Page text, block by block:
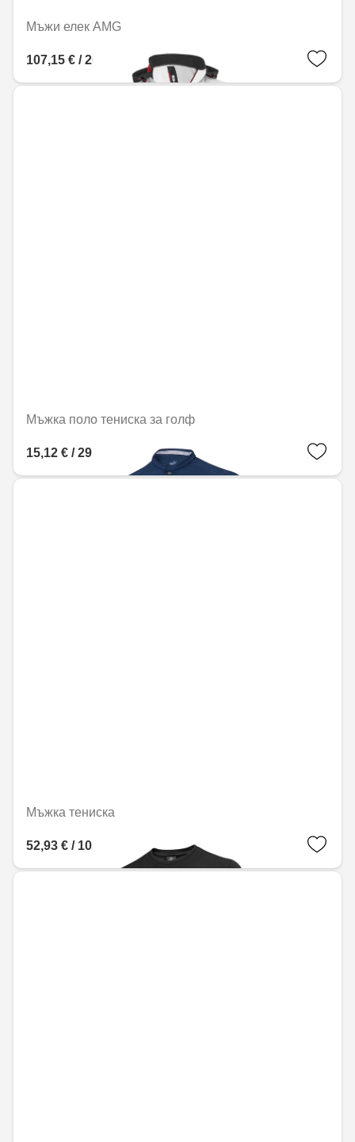
Мъжи елек AMG
107,15 € / 209,56 лв.
Мъжка поло тениска за голф
15,12 € / 29,57 лв.
Мъжка тениска
52,93 € / 103,53 лв.